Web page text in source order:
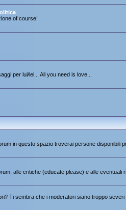
of course!
per lui/lei... All you need is love...
in questo spazio troverai persone disponibili
alle critiche (educate please) e alle eventuali
Ti sembra che i moderatori siano troppo